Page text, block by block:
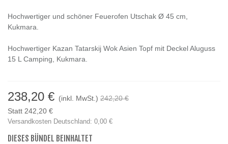
Hochwertiger und schöner Feuerofen Utschak Ø 45 cm,
Kukmara.
Hochwertiger Kazan Tatarskij Wok Asien Topf mit Deckel Aluguss
15 L Camping, Kukmara.
238,20 € (inkl. MwSt.) 242,20 €
Statt 242,20 €
Versandkosten Deutschland: 0,00 €
DIESES BÜNDEL BEINHALTET